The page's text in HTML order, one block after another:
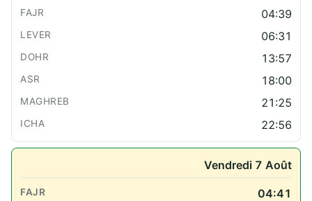
04:39
06:31
13:57
18:00
21:25
22:56
Vendredi 7 Août
04:41